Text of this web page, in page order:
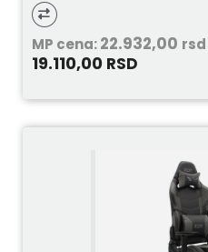
MP cena:22.932,00 rsd
19.110,00 RSD